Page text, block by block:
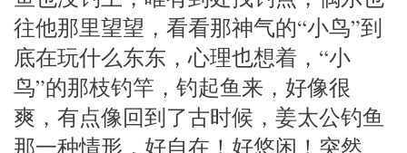
往他那里望望，看看那神气的“小鸟”到
底在玩什么东东，心理也想着，“小
鸟”的那枝钓竿，钓起鱼来，好像很
爽，有点像回到了古时候，姜太公钓鱼
那一种情形，好自在！好悠闲！突然